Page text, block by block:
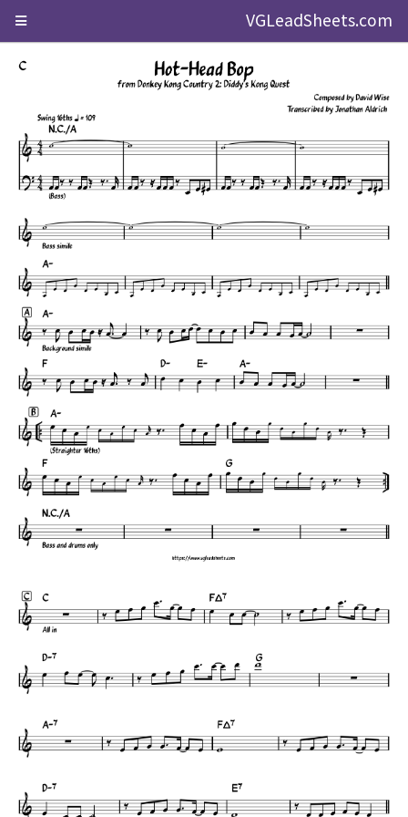
VGLeadSheets.com